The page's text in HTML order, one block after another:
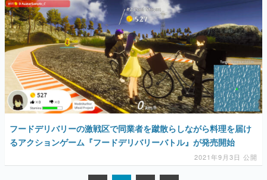
フードデリバリーの激戦区で同業者を蹴散らしながら料理を届け
るアクションゲーム『フードデリバリーバトル』が発売開始
2021年9月3日 公開